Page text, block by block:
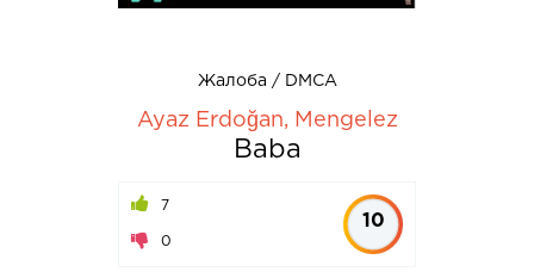
Жалоба / DMCA
Ayaz Erdoğan, Mengelez
Baba
7
0
10